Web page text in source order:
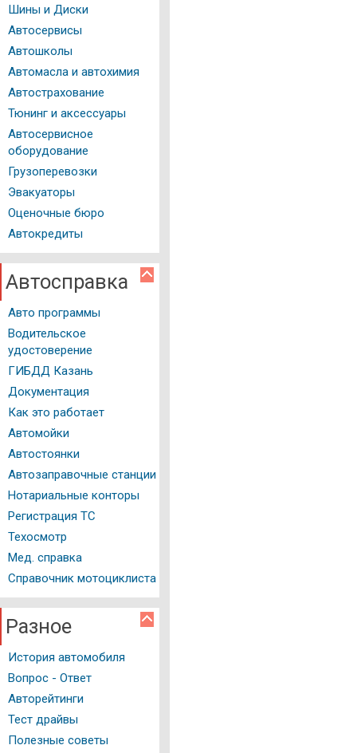
Шины и Диски
Автосервисы
Автошколы
Автомасла и автохимия
Автострахование
Тюнинг и аксессуары
Автосервисное
оборудование
Грузоперевозки
Эвакуаторы
Оценочные бюро
Автокредиты
Автосправка
Авто программы
Водительское
удостоверение
ГИБДД Казань
Документация
Как это работает
Автомойки
Автостоянки
Автозаправочные станции
Нотариальные конторы
Регистрация ТС
Техосмотр
Мед. справка
Справочник мотоциклиста
Разное
История автомобиля
Вопрос - Ответ
Авторейтинги
Тест драйвы
Полезные советы
Тест драйвы
Полезные советы
Фото и Видео